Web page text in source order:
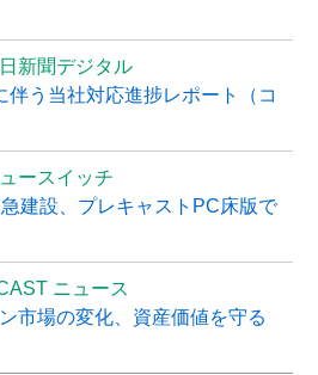
新聞デジタル
伴う当社対応進捗レポート（コ
ースイッチ
建設、プレキャストPC床版で
ニュース
市場の変化、資産価値を守る